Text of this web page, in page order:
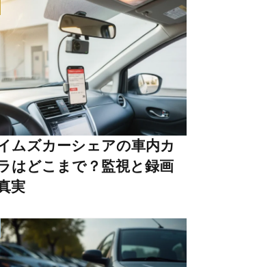
ムズカーシェアの車内カ
はどこまで？監視と録画
実